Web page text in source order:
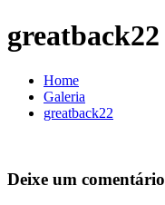
greatback22
Home
Galeria
greatback22
Deixe um comentário